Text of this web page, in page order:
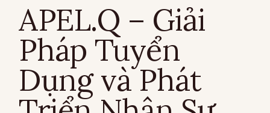
APEL.Q – Giải
Pháp Tuyển
Dụng và Phát